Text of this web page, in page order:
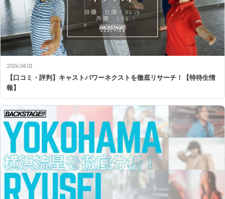
2026.04.01
【口コミ・評判】キャストパワーネクストを徹底リサーチ！【特待生情
報】